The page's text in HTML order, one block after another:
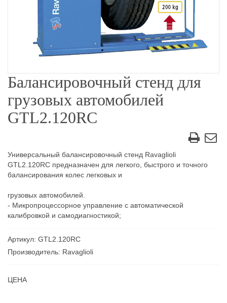
Балансировочный стенд для
грузовых автомобилей
GTL2.120RC
Универсальный балансировочный стенд Ravaglioli
GTL2.120RC предназначен для легкого, быстрого и точного
балансирования колес легковых и
грузовых автомобилей.
- Микропроцессорное управление с автоматической
калибровкой и самодиагностикой;
Артикул: GTL2.120RC
Производитель: Ravaglioli
ЦЕНА